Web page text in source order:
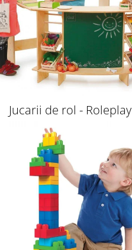
Jucarii de rol - Roleplay